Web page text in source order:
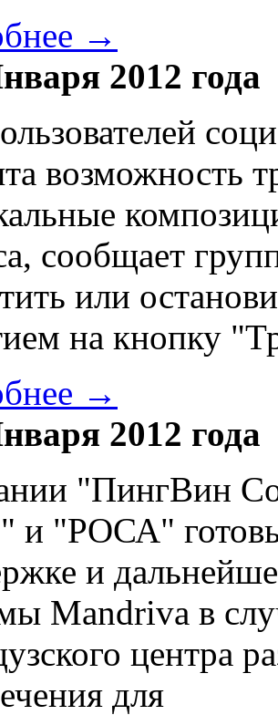
→
2012 года
возможность
сообщает
или
на кнопку
→
2012 года
"ПингВин
и "РОСА" готовы
и
Mandriva в
центра
для